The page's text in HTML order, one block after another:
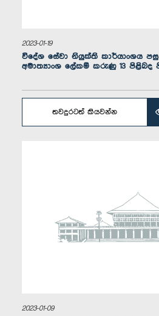
ගරු අනුර දිසානායක
සාමාජික
ගරු නීතිඥ රවුෆ් හකීම්
සාමාජික
2023-01-19
විදේශ සේවා නියුක්ති කාර්යාංශය
අමාත්‍යාංශ ලේකම් කරුණු 13
තවදුරටත් කියවන්න
2023-01-09